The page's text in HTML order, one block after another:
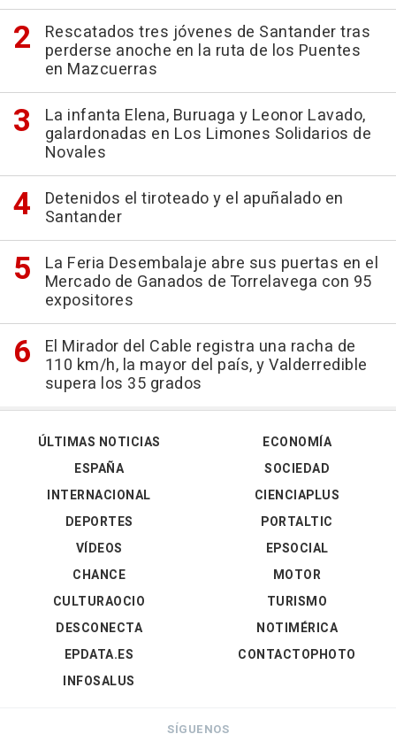
Rescatados tres jóvenes de Santander tras
perderse anoche en la ruta de los Puentes
en Mazcuerras
La infanta Elena, Buruaga y Leonor Lavado,
galardonadas en Los Limones Solidarios de
Novales
Detenidos el tiroteado y el apuñalado en
Santander
La Feria Desembalaje abre sus puertas en el
Mercado de Ganados de Torrelavega con 95
expositores
El Mirador del Cable registra una racha de
110 km/h, la mayor del país, y Valderredible
supera los 35 grados
ÚLTIMAS NOTICIAS
ESPAÑA
INTERNACIONAL
DEPORTES
VÍDEOS
ECONOMÍA
SOCIEDAD
CIENCIAPLUS
PORTALTIC
EPSOCIAL
CHANCE
CULTURAOCIO
DESCONECTA
EPDATA.ES
INFOSALUS
MOTOR
TURISMO
NOTIMÉRICA
CONTACTOPHOTO
SÍGUENOS